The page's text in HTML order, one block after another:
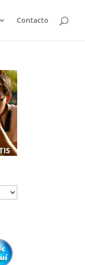
Contacto